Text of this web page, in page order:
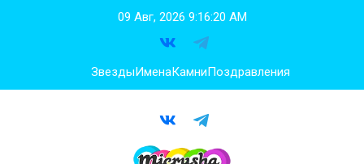
09 Авг, 2026 9:16:21 AM
ЗвездыИменаКамниПоздравления